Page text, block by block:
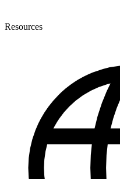
Resources